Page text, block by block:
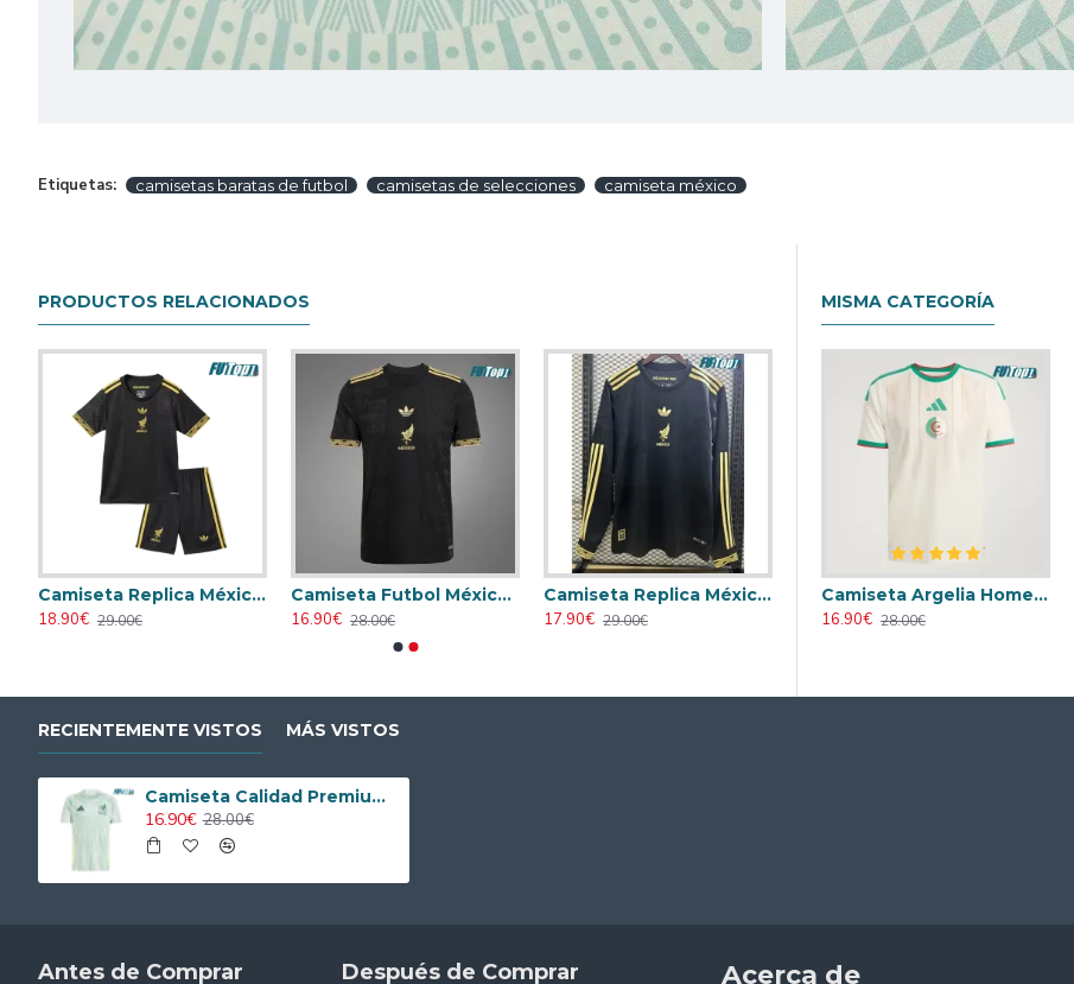
Etiquetas: camisetas baratas de futbol camisetas de selecciones camiseta méxico
PRODUCTOS RELACIONADOS
Camiseta Replica México Third 2025 (Camiseta + Pantalón Corto)
18.90€ 29.00€
Camiseta Futbol México Alternativo 2025
16.90€ 28.00€
Camiseta Replica México Tercera Equipación 2025 ML
17.90€ 29.00€
MISMA CATEGORÍA
16.90€ 28.00€
16.90€ 28.00€
17.90€ 29.00€
Camiseta Argelia Home 2026
16.90€ 28.00€
RECIENTEMENTE VISTOS MÁS VISTOS
Camiseta Calidad Premium México Away 2024
16.90€ 28.00€
Antes de Comprar Después de Comprar Acerca de